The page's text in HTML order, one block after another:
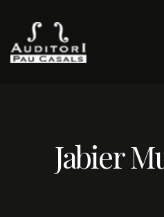
Jabier